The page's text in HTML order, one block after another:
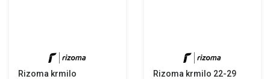
Rizoma krmilo Rizoma krmilo 22-29